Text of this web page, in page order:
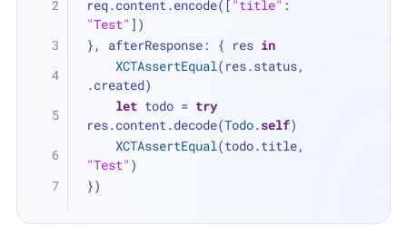
req.content.encode([ "title"
"Test" ])
}, afterResponse: { res in
XCTAssertEqual(res.status,
.created)
let todo = try
res.content.decode(Todo.self)
XCTAssertEqual
"Test" )
})